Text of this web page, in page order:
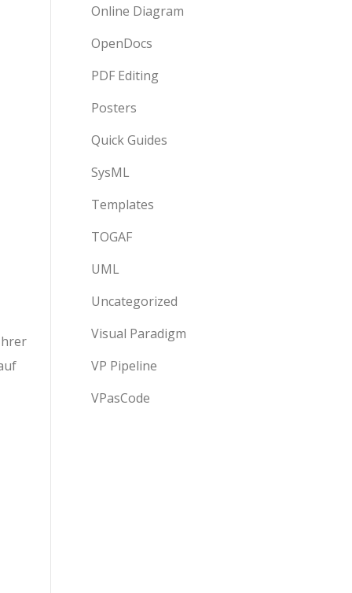
Online Diagram
OpenDocs
PDF Editing
Posters
Quick Guides
SysML
Templates
TOGAF
UML
Uncategorized
Visual Paradigm
VP Pipeline
VPasCode